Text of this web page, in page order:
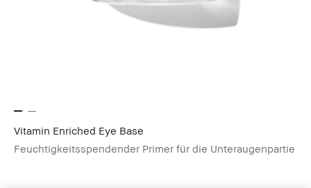
Vitamin Enriched Eye Base
Feuchtigkeitsspendender Primer für die Unteraugenpartie